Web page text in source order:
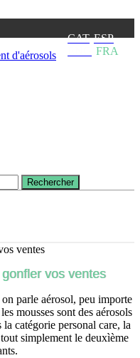
CAT ESP
FRA
Rechercher
ventes
vos ventes
parle aérosol, peu importe
mousses sont des aérosols
catégorie personal care, la
simplement le deuxìème